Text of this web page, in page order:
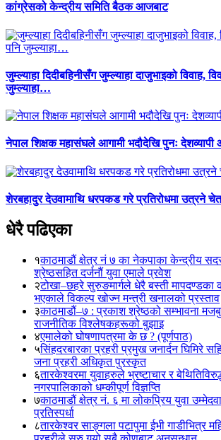
कांग्रेसको केन्द्रीय समिति बैठक आजबाट
जुम्ल्याहा दिदीबहिनीसँग जुम्ल्याहा दाजुभाइको विवाह,
जुम्ल्याहा…
नेपाल शिक्षक महासंघले आगामी भदौदेखि पुनः देशव्यापी
शेरबहादुर देउवामाथि धरपकड गरे प्रतिरोधमा उत्रने
धेरै पढिएका
१काठमाडौं क्षेत्र नं ७ का नेकपाका केन्द्रीय
श्रेष्ठसहित दर्जनौं युवा एमाले प्रवेश
२टोखा–छहरे सुरुङमार्गले धेरै बस्ती मापदण्डका
भएकाले विकल्प खोज्न मन्त्री खनालको प्रस्ताव
३काठमाडौं–७ : प्रकाश श्रेष्ठको सम्भावना
राजनीतिक विश्लेषकहरूको बुझाइ
४एमालेको घोषणापत्रमा के छ ? (पूर्णपाठ)
५सिंहदरबारका प्रहरी प्रमुख जनार्दन घिमिरे
जना प्रहरी अधिकृत पुरस्कृत
६तारकेश्वरमा युवाहरुले भ्रष्टाचार र
नगरपालिकाको धम्कीपूर्ण विज्ञप्ति
७काठमाडौं क्षेत्र नं. ६ मा लोकप्रिय युवा
प्रतिस्पर्धा
८तारकेश्वर साङ्गला पटापुमा ईभी गाडीभित्र